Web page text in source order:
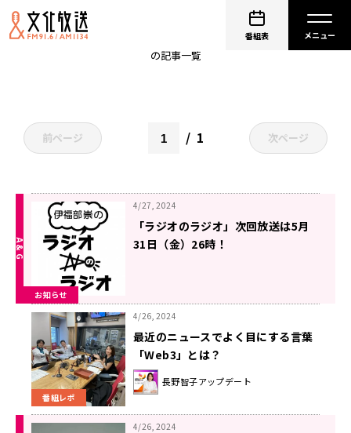
番組表
の記事一覧
前ページ 1 次ページ
お知らせ
4/27, 2024
「ラジオのラジオ」次回放送は5月
31日（金）26時！
番組レポ
4/26, 2024
最近のニュースでよく目にする言葉
「Web3」とは？
長野智子アップデート
4/26, 2024